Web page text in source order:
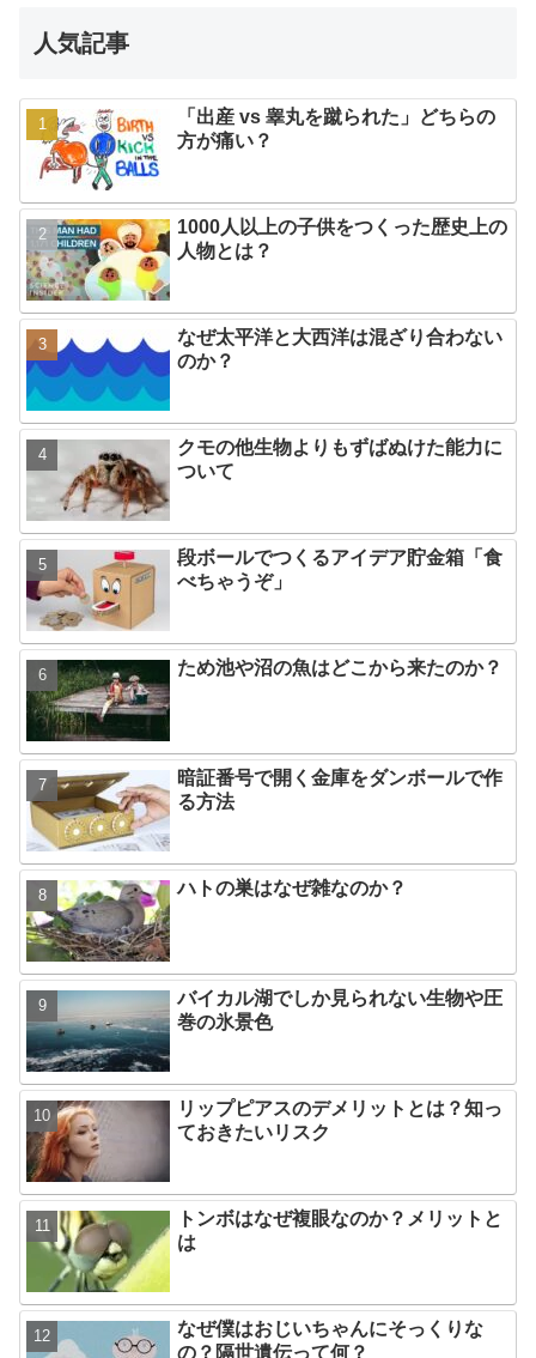
人気記事
「出産 vs 睾丸を蹴られた」どちらの
方が痛い？
1000人以上の子供をつくった歴史上の
人物とは？
なぜ太平洋と大西洋は混ざり合わない
のか？
クモの他生物よりもずばぬけた能力に
ついて
段ボールでつくるアイデア貯金箱「食
べちゃうぞ」
ため池や沼の魚はどこから来たのか？
暗証番号で開く金庫をダンボールで作
る方法
ハトの巣はなぜ雑なのか？
バイカル湖でしか見られない生物や圧
巻の氷景色
リップピアスのデメリットとは？知っ
ておきたいリスク
トンボはなぜ複眼なのか？メリットと
は
なぜ僕はおじいちゃんにそっくりな
の？隔世遺伝って何？